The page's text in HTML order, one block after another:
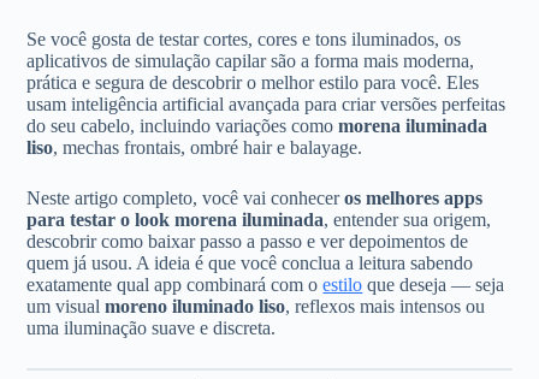
Se você gosta de testar cortes, cores e tons iluminados, os
aplicativos de simulação capilar são a forma mais moderna,
prática e segura de descobrir o melhor estilo para você. Eles
usam inteligência artificial avançada para criar versões perfeitas
do seu cabelo, incluindo variações comomorena iluminada
liso, mechas frontais, ombré hair e balayage.
Neste artigo completo, você vai conheceros melhores apps
para testar o look morena iluminada, entender sua origem,
descobrir como baixar passo a passo e ver depoimentos de
quem já usou. A ideia é que você conclua a leitura sabendo
exatamente qual app combinará com oestilo que deseja — seja
um visualmoreno iluminado liso, reflexos mais intensos ou
uma iluminação suave e discreta.